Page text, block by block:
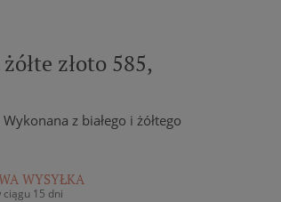
złoto 585,
z białego i żółtego
WYSYŁKA
ciągu 15 dni